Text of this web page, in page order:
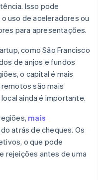
Isso pode
uso de aceleradores ou
para apresentações.
como São Francisco
de anjos e fundos
o capital é mais
são mais
ainda é importante.
mais
atrás de cheques. Os
o que pode
rejeições antes de uma